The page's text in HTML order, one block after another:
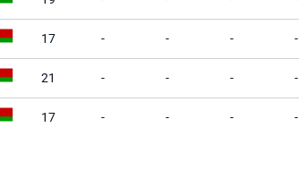
17 - - - -
21 - - - -
17 - - - -